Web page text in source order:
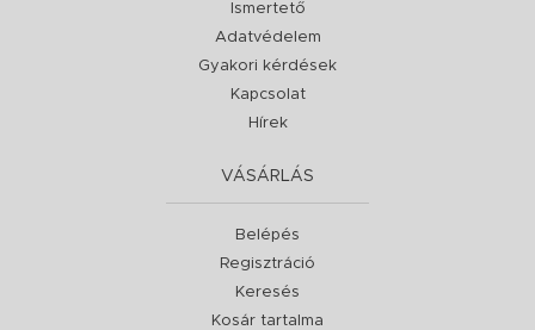
Ismertető
Adatvédelem
Gyakori kérdések
Kapcsolat
Hírek
VÁSÁRLÁS
Belépés
Regisztráció
Keresés
Kosár tartalma